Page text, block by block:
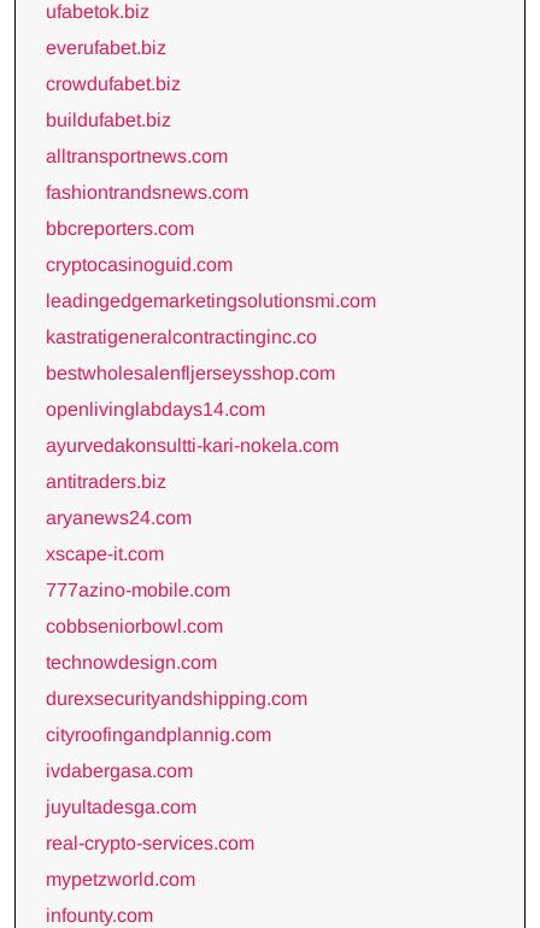
ufabetok.biz
everufabet.biz
crowdufabet.biz
buildufabet.biz
alltransportnews.com
fashiontrandsnews.com
bbcreporters.com
cryptocasinoguid.com
leadingedgemarketingsolutionsmi.com
kastratigeneralcontractinginc.co
bestwholesalenfljerseysshop.com
openlivinglabdays14.com
ayurvedakonsultti-kari-nokela.com
antitraders.biz
aryanews24.com
xscape-it.com
777azino-mobile.com
cobbseniorbowl.com
technowdesign.com
durexsecurityandshipping.com
cityroofingandplannig.com
ivdabergasa.com
juyultadesga.com
real-crypto-services.com
mypetzworld.com
infounty.com